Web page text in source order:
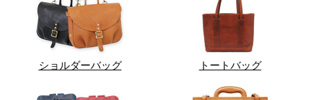
ショルダーバッグ トートバッグ